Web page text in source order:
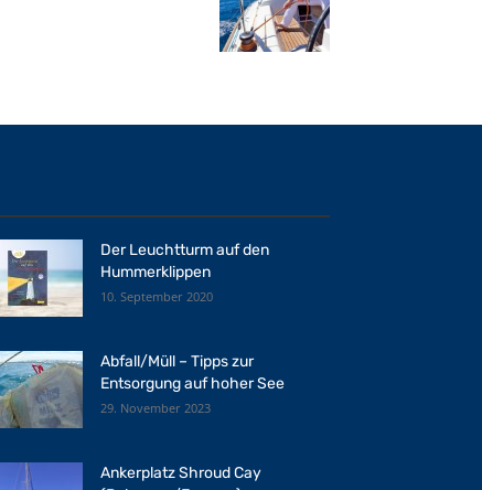
Der Leuchtturm auf den
Hummerklippen
10. September 2020
Abfall/Müll – Tipps zur
Entsorgung auf hoher See
29. November 2023
Ankerplatz Shroud Cay